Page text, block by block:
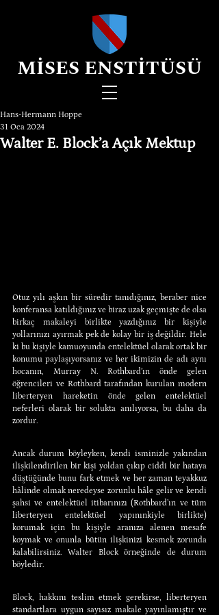
MİSES ENSTİTÜSÜ
Walter E. Block’a Açık Mektup
Hans-Hermann Hoppe
31 Oca 2024
Otuz yılı aşkın bir süredir tanıdığınız, beraber nice
konferansa katıldığınız ve biraz uzak geçmişte de olsa
birkaç makaleyi birlikte yazdığınız bir kişiyle
yollarınızı ayırmak pek de kolay bir iş değildir. Hele
ki bu kişiyle kamuoyunda entelektüel olarak ortak bir
konumu paylaşıyorsanız ve her ikimizin de adı aynı
hocanın, Murray N. Rothbard’ın önde gelen
öğrencileri ve Rothbard tarafından kurulan modern
liberteryen hareketin önde gelen entelektüel
neferleri olarak bir solukta anılıyorsa, bu daha da
zordur.
Ancak durum böyleyken, kendi isminizle yakından
ilişkilendirilen bir kişi yoldan çıkıp ciddi bir hataya
düştüğünde bunu fark etmek ve her zaman teyakkuz
hâlinde olmak neredeyse zorunlu hâle gelir ve kendi
şahsi ve entelektüel itibarınızı (Rothbard’ın ve tüm
liberteryen entelektüel yapınınkiyle birlikte)
korumak için bu kişiyle aranıza alenen mesafe
koymak ve onunla bütün ilişkinizi kesmek zorunda
kalabilirsiniz. Walter Block örneğinde de durum
böyledir.
Block, hakkını teslim etmek gerekirse, liberteryen
standartlara uygun sayısız makale yayınlamıştır ve